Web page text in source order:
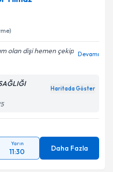
olan dişi hemen çekip Devamı
Haritada Göster
Yarın
11:30 Daha Fazla